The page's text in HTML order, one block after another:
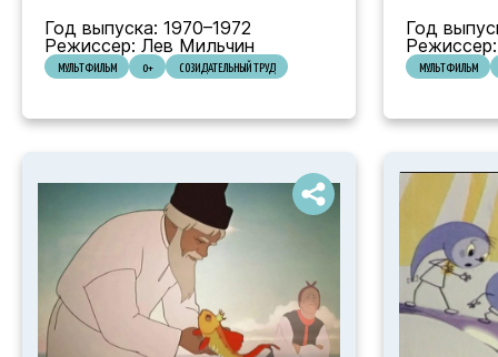
Год выпуска: 1970–1972
Режиссер: Лев Мильчин
МУЛЬТФИЛЬМ 0+ СОЗИДАТЕЛЬНЫЙ ТРУД
Год
МУЛЬТФИЛЬМ